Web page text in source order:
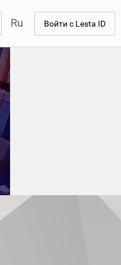
Ru Войти с Lesta ID